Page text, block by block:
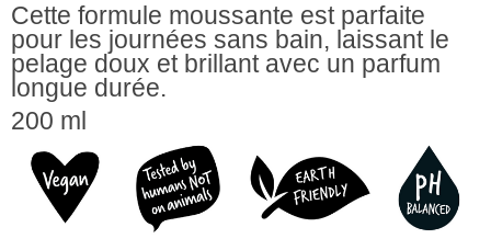
Cette formule moussante est parfaite
pour les journées sans bain, laissant le
pelage doux et brillant avec un parfum
longue durée.
200 ml